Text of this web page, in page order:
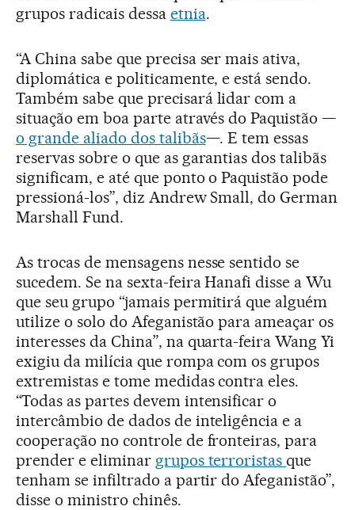
grupos radicais dessa etnia.
“A China sabe que precisa ser mais ativa,
diplomática e politicamente, e está sendo.
Também sabe que precisará lidar com a
situação em boa parte através do Paquistão —
o grande aliado dos talibãs—. E tem essas
reservas sobre o que as garantias dos talibãs
significam, e até que ponto o Paquistão pode
pressioná-los”, diz Andrew Small, do German
Marshall Fund.
As trocas de mensagens nesse sentido se
sucedem. Se na sexta-feira Hanafi disse a Wu
que seu grupo “jamais permitirá que alguém
utilize o solo do Afeganistão para ameaçar os
interesses da China”, na quarta-feira Wang Yi
exigiu da milícia que rompa com os grupos
extremistas e tome medidas contra eles.
“Todas as partes devem intensificar o
intercâmbio de dados de inteligência e a
cooperação no controle de fronteiras, para
prender e eliminar grupos terroristasque
tenham se infiltrado a partir do Afeganistão”,
disse o ministro chinês.